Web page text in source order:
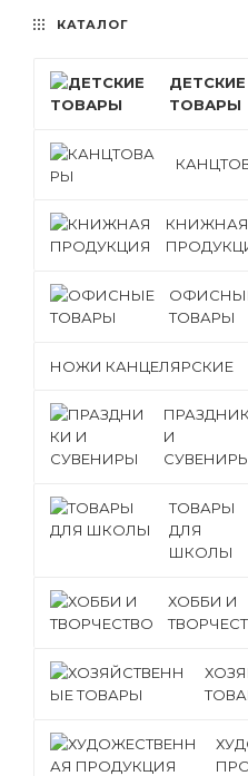
КАТАЛОГ
ДЕТСКИЕ
ТОВАРЫ
КНИЖНАЯ
ТОВАРЫ
НОЖИ КАНЦЕЛЯРСКИЕ
И
ТОВАРЫ
ДЛЯ
ШКОЛЫ
ХОББИ И